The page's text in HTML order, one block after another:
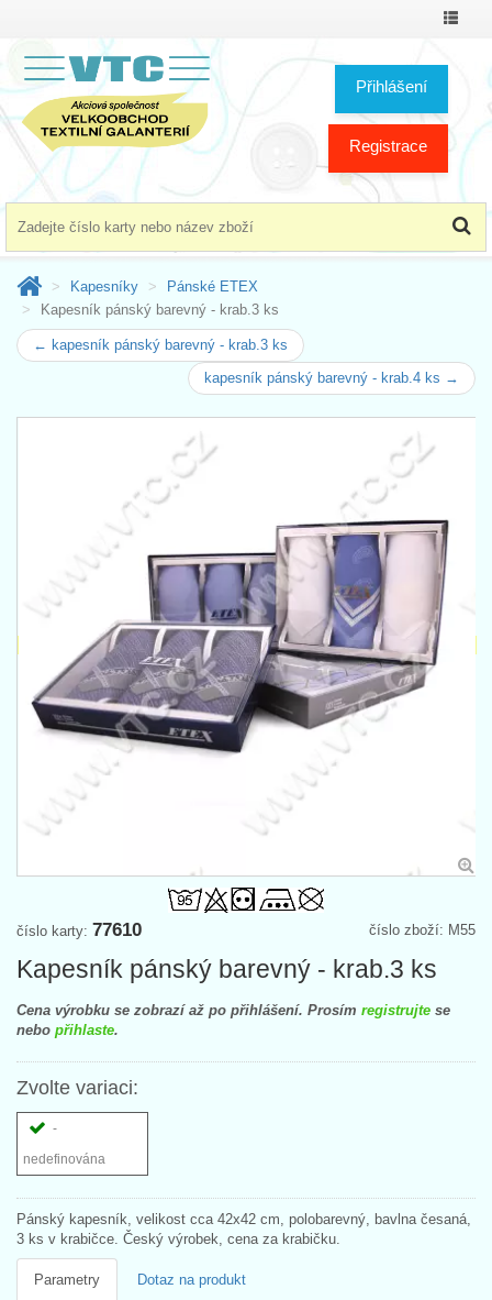
Přihlášení
Registrace
Kapesníky
Pánské ETEX
Kapesník pánský barevný - krab.3 ks
← kapesník pánský barevný - krab.3 ks
kapesník pánský barevný - krab.4 ks →
číslo zboží: M55
číslo karty: 77610
Kapesník pánský barevný - krab.3 ks
Cena výrobku se zobrazí až po přihlášení. Prosím registrujte se
nebo přihlaste.
Zvolte variaci:
-
nedefinována
Pánský kapesník, velikost cca 42x42 cm, polobarevný, bavlna česaná,
3 ks v krabičce. Český výrobek, cena za krabičku.
Parametry Dotaz na produkt